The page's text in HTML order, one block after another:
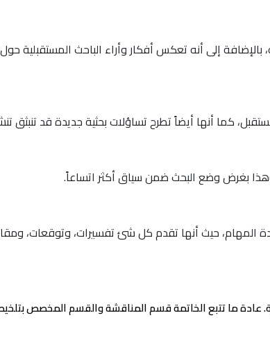
إلى أنه تعكس أفكار وأراء الباحث المستقبلية
كما أنها أيضاً تطرح تساؤلات بحثية جديدة قد تنبثق تنشأ
وهذا بغرض وضع البحث ضمن سياق أكثر اتساعاً.
المهام، حيث أنها تقدم كل شئ تفسيرات، وتوقعات،
عادة ما تتبع الخاتمة قسم المناقشة والقسم المخصص